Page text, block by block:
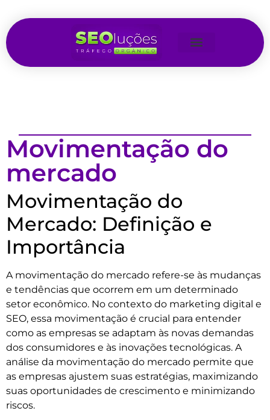
Movimentação do
mercado
Movimentação do
Mercado: Definição e
Importância
A movimentação do mercado refere-se às mudanças
e tendências que ocorrem em um determinado
setor econômico. No contexto do marketing digital e
SEO, essa movimentação é crucial para entender
como as empresas se adaptam às novas demandas
dos consumidores e às inovações tecnológicas. A
análise da movimentação do mercado permite que
as empresas ajustem suas estratégias, maximizando
suas oportunidades de crescimento e minimizando
riscos.